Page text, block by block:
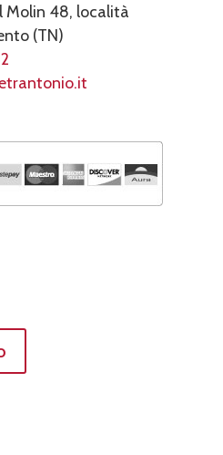
Molin 48, località
(TN)